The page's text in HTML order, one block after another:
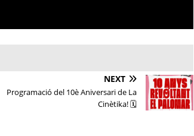
NEXT
Programació del 10è Aniversari de La
Cinètika! 🗓